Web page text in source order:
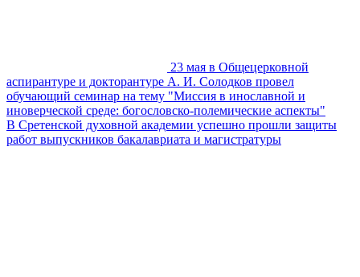
23 мая в Общецерковной
аспирантуре и докторантуре А. И. Солодков провел
обучающий семинар на тему "Миссия в инославной и
иноверческой среде: богословско-полемические аспекты"
В Сретенской духовной академии успешно прошли защиты
работ выпускников бакалавриата и магистратуры